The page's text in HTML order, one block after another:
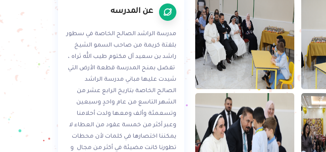
عن المدرسه
مدرسة الراشد الصالح الخاصة في سطور
بلفتة كريمة من صاحب السمو الشيخ
راشد بن سعيد آل مكتوم طيب الله ثراه ،
تفضل بمنح المدرسة قطعة الأرض التي
شيدت عليها مباني مدرسة الراشد
الصالح الخاصة بتاريخ الرابع عشر من
الشهر التاسع من عام واحدٍ وسبعين
وتسعمئة وألف ومعها ولدت أحلامنا
وعبر أكثر من خمسة عقود من العطاء لا
يمكننا اختصارها في كلمات لأن محطات
تطورنا كانت مضيئة في أكثر من مجال و